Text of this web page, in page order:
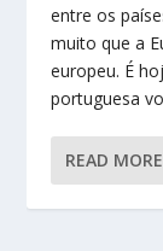
entre os
muito que a
europeu. É
portuguesa
READ MORE